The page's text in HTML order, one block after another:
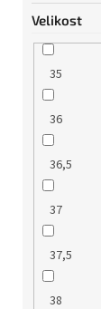
Velikost
35
36
36,5
37
37,5
38